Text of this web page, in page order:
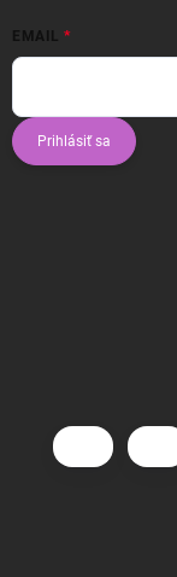
EMAIL
Prihlásiť sa